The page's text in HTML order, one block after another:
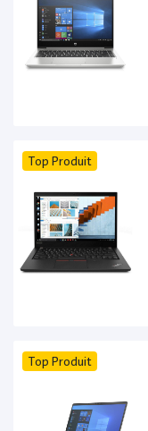
Top Produit
Top Produit